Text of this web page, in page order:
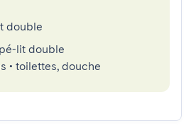
double
lit double
• toilettes, douche